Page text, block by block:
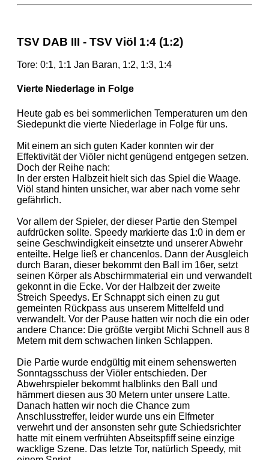
TSV DAB III - TSV Viöl 1:4 (1:2)
Tore: 0:1, 1:1 Jan Baran, 1:2, 1:3, 1:4
Vierte Niederlage in Folge
Heute gab es bei sommerlichen Temperaturen um den
Siedepunkt die vierte Niederlage in Folge für uns.
Mit einem an sich guten Kader konnten wir der
Effektivität der Viöler nicht genügend entgegen setzen.
Doch der Reihe nach:
In der ersten Halbzeit hielt sich das Spiel die Waage.
Viöl stand hinten unsicher, war aber nach vorne sehr
gefährlich.
Vor allem der Spieler, der dieser Partie den Stempel
aufdrücken sollte. Speedy markierte das 1:0 in dem er
seine Geschwindigkeit einsetzte und unserer Abwehr
enteilte. Helge ließ er chancenlos. Dann der Ausgleich
durch Baran, dieser bekommt den Ball im 16er, setzt
seinen Körper als Abschirmmaterial ein und verwandelt
gekonnt in die Ecke. Vor der Halbzeit der zweite
Streich Speedys. Er Schnappt sich einen zu gut
gemeinten Rückpass aus unserem Mittelfeld und
verwandelt. Vor der Pause hatten wir noch die ein oder
andere Chance: Die größte vergibt Michi Schnell aus 8
Metern mit dem schwachen linken Schlappen.
Die Partie wurde endgültig mit einem sehenswerten
Sonntagsschuss der Viöler entschieden. Der
Abwehrspieler bekommt halblinks den Ball und
hämmert diesen aus 30 Metern unter unsere Latte.
Danach hatten wir noch die Chance zum
Anschlusstreffer, leider wurde uns ein Elfmeter
verwehrt und der ansonsten sehr gute Schiedsrichter
hatte mit einem verfrühten Abseitspfiff seine einzige
wacklige Szene. Das letzte Tor, natürlich Speedy, mit